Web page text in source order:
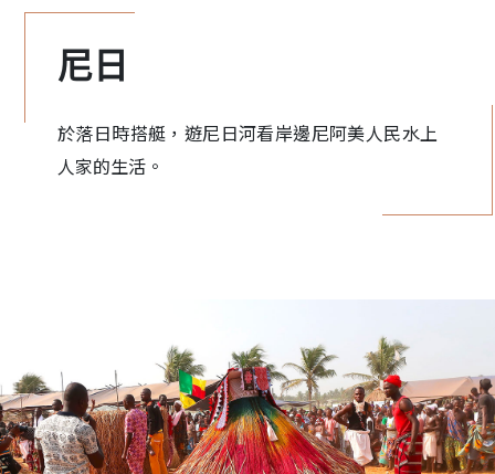
尼日
於落日時搭艇，遊尼日河看岸邊尼阿美人民水上
人家的生活。